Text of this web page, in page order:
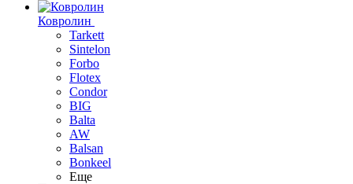
Ковролин
Tarkett
Sintelon
Forbo
Flotex
Condor
BIG
Balta
AW
Balsan
Bonkeel
Еще